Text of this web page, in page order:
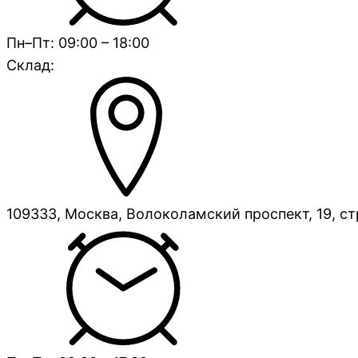
Пн–Пт: 09:00 – 18:00
Склад:
109333, Москва, Волоколамский проспект, 19,